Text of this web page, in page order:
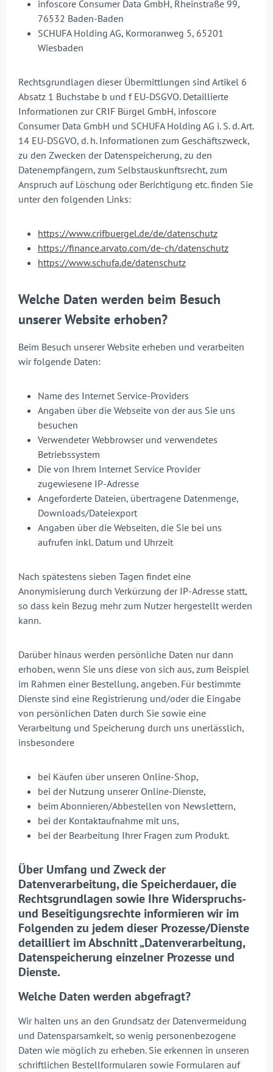
infoscore Consumer Data GmbH, Rheinstraße 99,
76532 Baden-Baden
SCHUFA Holding AG, Kormoranweg 5, 65201
Wiesbaden
Rechtsgrundlagen dieser Übermittlungen sind Artikel 6
Absatz 1 Buchstabe b und f EU-DSGVO. Detaillierte
Informationen zur CRIF Bürgel GmbH, infoscore
Consumer Data GmbH und SCHUFA Holding AG i. S. d. Art.
14 EU-DSGVO, d. h. Informationen zum Geschäftszweck,
zu den Zwecken der Datenspeicherung, zu den
Datenempfängern, zum Selbstauskunftsrecht, zum
Anspruch auf Löschung oder Berichtigung etc. finden Sie
unter den folgenden Links:
https://www.crifbuergel.de/de/datenschutz
https://finance.arvato.com/de-ch/datenschutz
https://www.schufa.de/datenschutz
Welche Daten werden beim Besuch
unserer Website erhoben?
Beim Besuch unserer Website erheben und verarbeiten
wir folgende Daten:
Name des Internet Service-Providers
Angaben über die Webseite von der aus Sie uns
besuchen
Verwendeter Webbrowser und verwendetes
Betriebssystem
Die von Ihrem Internet Service Provider
zugewiesene IP-Adresse
Angeforderte Dateien, übertragene Datenmenge,
Downloads/Dateiexport
Angaben über die Webseiten, die Sie bei uns
aufrufen inkl. Datum und Uhrzeit
Nach spätestens sieben Tagen findet eine
Anonymisierung durch Verkürzung der IP-Adresse statt,
so dass kein Bezug mehr zum Nutzer hergestellt werden
kann.
Darüber hinaus werden persönliche Daten nur dann
erhoben, wenn Sie uns diese von sich aus, zum Beispiel
im Rahmen einer Bestellung, angeben. Für bestimmte
Dienste sind eine Registrierung und/oder die Eingabe
von persönlichen Daten durch Sie sowie eine
Verarbeitung und Speicherung durch uns unerlässlich,
insbesondere
bei Käufen über unseren Online-Shop,
bei der Nutzung unserer Online-Dienste,
beim Abonnieren/Abbestellen von Newslettern,
bei der Kontaktaufnahme mit uns,
bei der Bearbeitung Ihrer Fragen zum Produkt.
Über Umfang und Zweck der
Datenverarbeitung, die Speicherdauer, die
Rechtsgrundlagen sowie Ihre Widerspruchs-
und Beseitigungsrechte informieren wir im
Folgenden zu jedem dieser Prozesse/Dienste
detailliert im Abschnitt „Datenverarbeitung,
Datenspeicherung einzelner Prozesse und
Dienste.
Welche Daten werden abgefragt?
Wir halten uns an den Grundsatz der Datenvermeidung
und Datensparsamkeit, so wenig personenbezogene
Daten wie möglich zu erheben. Sie erkennen in unseren
schriftlichen Bestellformularen sowie Formularen auf